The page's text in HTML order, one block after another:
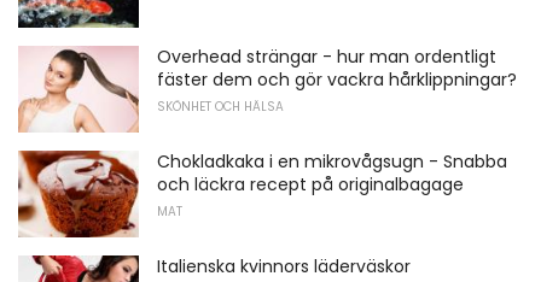
Overhead strängar - hur man ordentligt
fäster dem och gör vackra hårklippningar?
SKÖNHET OCH HÄLSA
Chokladkaka i en mikrovågsugn - Snabba
och läckra recept på originalbagage
MAT
Italienska kvinnors läderväskor